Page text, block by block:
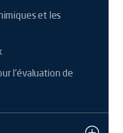
et les
l’évaluation de